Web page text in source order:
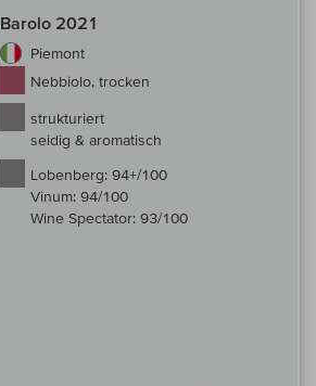
Barolo 2021
Piemont
Nebbiolo, trocken
strukturiert
seidig & aromatisch
Lobenberg: 94+/100
Vinum: 94/100
Wine Spectator: 93/100